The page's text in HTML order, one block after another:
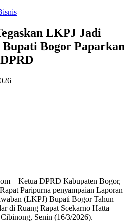
LKPJ Jadi
Bupati Bogor Paparkan
– Ketua DPRD Kabupaten Bogor,
Paripurna penyampaian Laporan
(LKPJ) Bupati Bogor Tahun
di Ruang Rapat Soekarno Hatta
Senin (16/3/2026).